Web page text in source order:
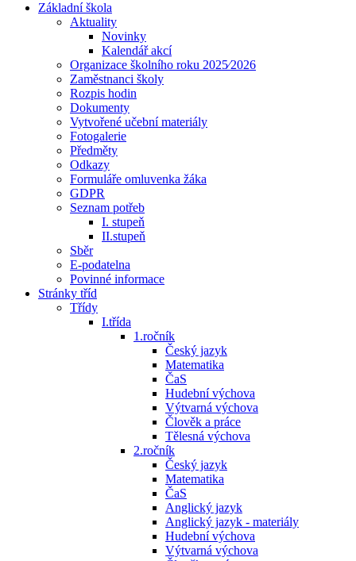
Základní škola
Aktuality
Novinky
Kalendář akcí
Organizace školního roku 2025⁄2026
Zaměstnanci školy
Rozpis hodin
Dokumenty
Vytvořené učební materiály
Fotogalerie
Předměty
Odkazy
Formuláře omluvenka žáka
GDPR
Seznam potřeb
I. stupeň
II.stupeň
Sběr
E-podatelna
Povinné informace
Stránky tříd
Třídy
I.třída
1.ročník
Český jazyk
Matematika
ČaS
Hudební výchova
Výtvarná výchova
Člověk a práce
Tělesná výchova
2.ročník
Český jazyk
Matematika
ČaS
Anglický jazyk
Anglický jazyk - materiály
Hudební výchova
Výtvarná výchova